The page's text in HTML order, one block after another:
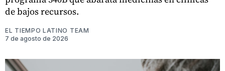
de bajos recursos.
EL TIEMPO LATINO TEAM
7 de agosto de 2026